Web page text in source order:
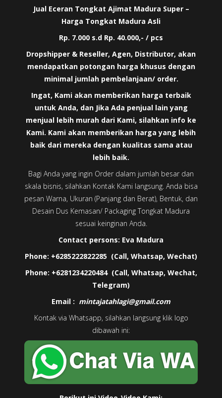
Jual Eceran Tongkat Ajimat Madura Super –
Harga Tongkat Madura Asli
Rp. 7.000 s.d Rp. 40.000,- / pcs
Dropshipper & Reseller, Agen, Distributor, akan
mendapatkan potongan harga khusus dengan
minimal jumlah pembelanjaan/ order.
Ingat, Kami akan memberikan harga terbaik
untuk Anda, dan Jika Ada penjual lain yang
menjual lebih murah dari Kami, silahkan info ke
Kami. Kami akan memberikan harga yang lebih
baik dari mereka dengan kualitas sama atau
lebih baik.
Bagi Anda yang ingin Order dalam jumlah besar dan
skala bisnis, silahkan Kontak Kami langsung. Anda bisa
pesan Warna, Ukuran (Panjang dan Berat), Bentuk, dan
Desain Dus Kemasan/ Packaging Tongkat Madura
sesuai keinginan Anda.
Contact persons: Eva Madura
Phone: +6285222822285 (Call, Whatsap, Wechat)
Phone: +6281234220484 (Call, Whatsap, Wechat,
Telegram)
Email : mintajatahlagi@gmail.com
Kontak via Whatsapp, silahkan langsung klik logo
dibawah ini: